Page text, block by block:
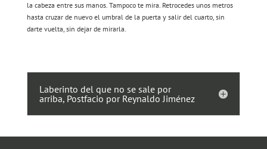
la cabeza entre sus manos. Tampoco te mira. Retrocedes unos metros
hasta cruzar de nuevo el umbral de la puerta y salir del cuarto, sin
darte vuelta, sin dejar de mirarla.
Laberinto del que no se sale por
arriba, Postfacio por Reynaldo Jiménez